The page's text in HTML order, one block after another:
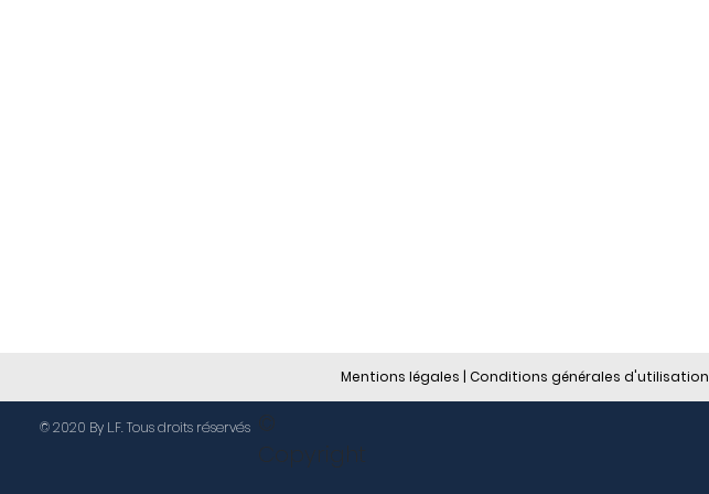
Mentions légales | Conditions générales d'utilisation
© 2020 By L.F. Tous droits réservés ©
Copyright